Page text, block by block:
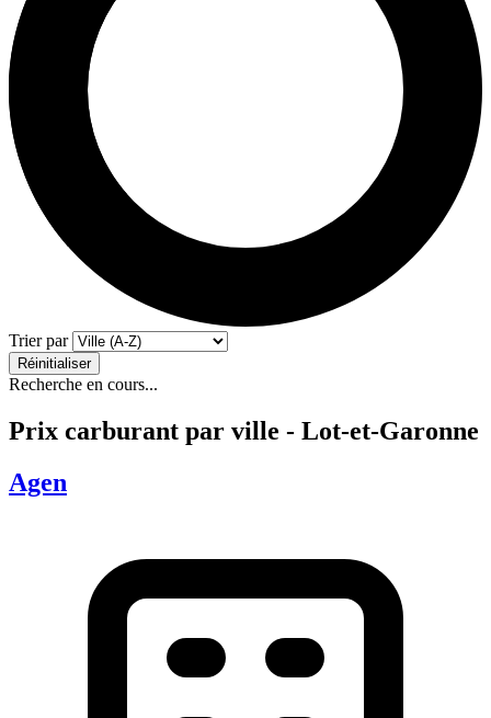
Trier par
Réinitialiser
Recherche en cours...
Prix carburant par ville - Lot-et-Garonne
Agen